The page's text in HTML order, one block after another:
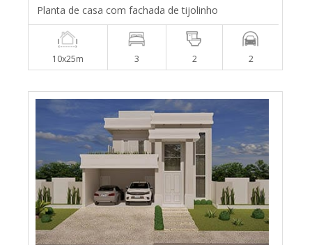
Planta de casa com fachada de tijolinho
10x25m 3 2 2